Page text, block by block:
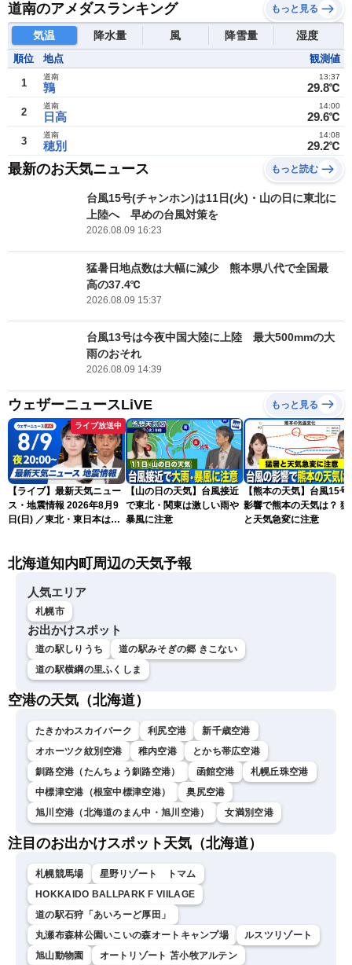
道南のアメダスランキング もっと見る
気温 降水量 風 降雪量 湿度
順位 地点 観測値
1 鶉
道南
29.8℃
13:37
2 日高
道南
29.6℃
14:00
3 穂別
道南
29.2℃
14:08
最新のお天気ニュース もっと読む
台風15号(チャンホン)は11日(火)・山の日に東北に
上陸へ 早めの台風対策を
2026.08.09 16:23
猛暑日地点数は大幅に減少 熊本県八代で全国最
高の37.4℃
2026.08.09 15:37
台風13号は今夜中国大陸に上陸 最大500mmの大
雨のおそれ
2026.08.09 14:39
ウェザーニュースLiVE もっと見る
ライブ放送中
【ライブ】最新天気ニュー
ス・地震情報 2026年8月9
日(日) ／東北・東日本は急
衣／芳野達郎〉
【山の日の天気】台風接近
で東北・関東は激しい雨や
暴風に注意
【熊本の天気】台風15号
影響で熊本の天気は？ 猛
と天気急変に注意
北海道知内町周辺の天気予報
人気エリア
札幌市
お出かけスポット
道の駅しりうち
道の駅みそぎの郷 きこない
道の駅横綱の里ふくしま
空港の天気（北海道）
たきかわスカイパーク 利尻空港
新千歳空港
オホーツク紋別空港
稚内空港
とかち帯広空港
釧路空港（たんちょう釧路空港）
函館空港
札幌丘珠空港
中標津空港（根室中標津空港）
奥尻空港
旭川空港（北海道のまん中・旭川空港）
女満別空港
注目のお出かけスポット天気（北海道）
札幌競馬場
星野リゾート トマム
HOKKAIDO BALLPARK F VIILAGE
道の駅石狩「あいろーど厚田」
丸瀬布森林公園いこいの森オートキャンプ場
ルスツリゾート
旭山動物園
オートリゾート 苫小牧アルテン